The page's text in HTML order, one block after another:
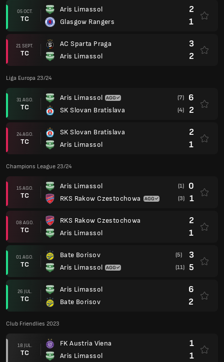
05 OCT.
TC
Aris Limassol
Glasgow Rangers
2
1
21 SEPT.
TC
AC Sparta Praga
Aris Limassol
3
2
Liga Europa 23/24
31 AGO.
TC
Aris Limassol
SK Slovan Bratislava
(7) 6
(4) 2
24 AGO.
TC
SK Slovan Bratislava
Aris Limassol
2
1
Champions League 23/24
15 AGO.
TC
Aris Limassol
RKS Rakow Czestochowa
(1) 0
(3) 1
08 AGO.
TC
RKS Rakow Czestochowa
Aris Limassol
2
1
01 AGO.
TC
Bate Borisov
Aris Limassol
(5) 3
(11) 5
26 JUL.
TC
Aris Limassol
Bate Borisov
6
2
Club Friendlies 2023
18 JUL.
TC
FK Austria Viena
Aris Limassol
1
1